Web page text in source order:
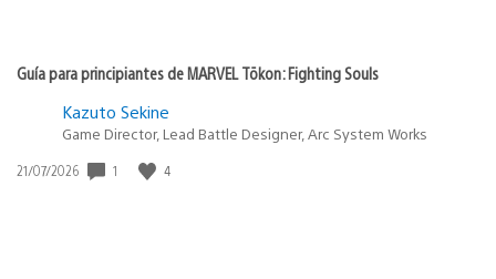
Guía para principiantes de MARVEL Tōkon: Fighting Souls
Kazuto Sekine
Game Director, Lead Battle Designer, Arc System Works
Fecha
21/07/2026 1 4